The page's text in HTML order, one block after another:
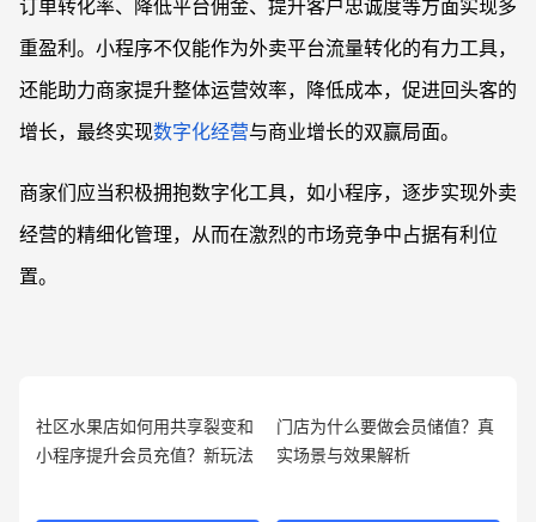
订单转化率、降低平台佣金、提升客户忠诚度等方面实现多
重盈利。小程序不仅能作为外卖平台流量转化的有力工具，
还能助力商家提升整体运营效率，降低成本，促进回头客的
增长，最终实现数字化经营与商业增长的双赢局面。
商家们应当积极拥抱数字化工具，如小程序，逐步实现外卖
经营的精细化管理，从而在激烈的市场竞争中占据有利位
置。
社区水果店如何用共享裂变和
小程序提升会员充值？新玩法
门店为什么要做会员储值？真
实场景与效果解析